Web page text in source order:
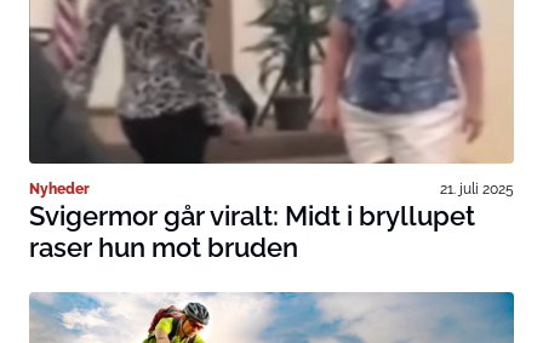
Nyheder 21. juli 2025
Svigermor går viralt: Midt i bryllupet
raser hun mot bruden